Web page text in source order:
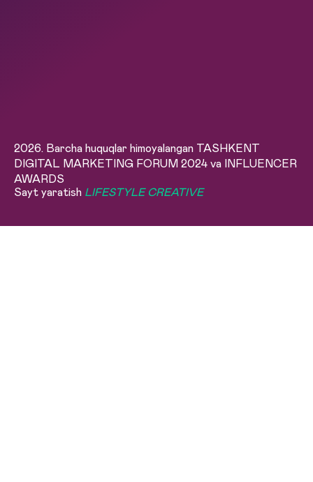
2026. Barcha huquqlar himoyalangan TASHKENT
DIGITAL MARKETING FORUM 2024 va INFLUENCER
AWARDS
Sayt yaratish LIFESTYLE CREATIVE